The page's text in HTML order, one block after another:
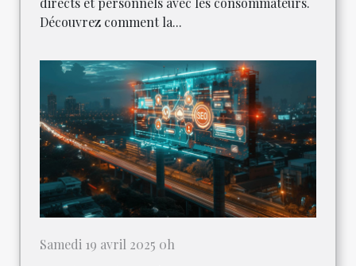
Découvrez comment la...
Samedi 19 avril 2025 0h